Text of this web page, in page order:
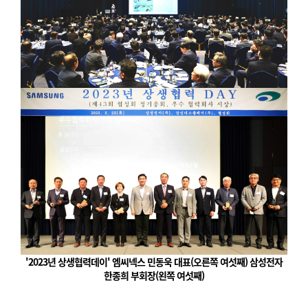
'2023년 상생협력데이' 엠씨넥스 민동욱 대표(오른쪽 여섯째) 삼성전자
한종희 부회장(왼쪽 여섯째)